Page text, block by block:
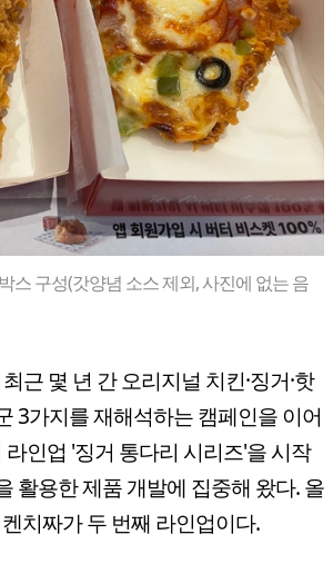
스 구성(갓양념 소스 제외, 사진에 없는 음
근 몇 년 간 오리지널 치킨·징거·핫
3가지를 재해석하는 캠페인을 이어
인업 '징거 통다리 시리즈'을 시작
활용한 제품 개발에 집중해 왔다. 올
치짜가 두 번째 라인업이다.